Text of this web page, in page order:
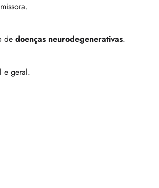
de doenças neurodegenerativas.
e geral.